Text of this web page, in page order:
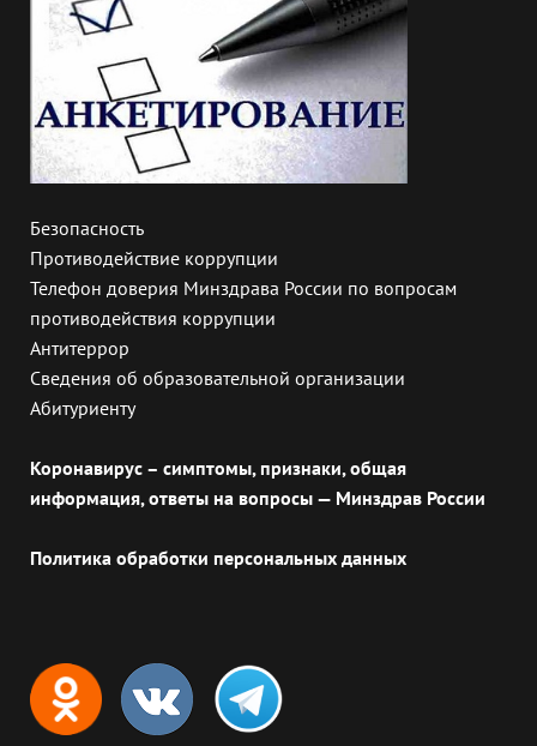
Безопасность
Противодействие коррупции
Телефон доверия Минздрава России по вопросам
противодействия коррупции
Антитеррор
Сведения об образовательной организации
Абитуриенту
Коронавирус – симптомы, признаки, общая
информация, ответы на вопросы — Минздрав России
Политика обработки персональных данных